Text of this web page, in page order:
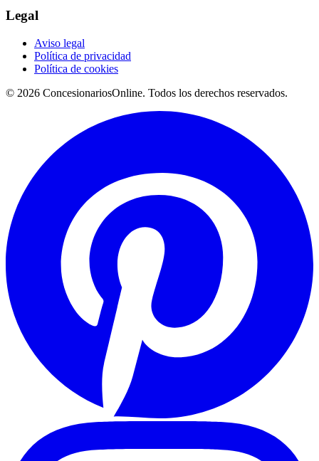
Legal
Aviso legal
Política de privacidad
Política de cookies
© 2026 ConcesionariosOnline. Todos los derechos reservados.